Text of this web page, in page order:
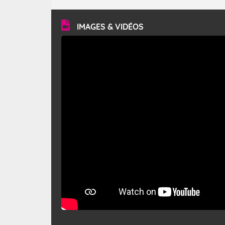
vitesse moyenne de 50 km/h et atteindre 80 à 100 km/h
en rafales, parfois davantage. Il parcourt la basse vallée
du Rhône et la Provence et envahit le littoral
méditerranéen à partir de la Camargue.
IMAGES & VIDÉOS